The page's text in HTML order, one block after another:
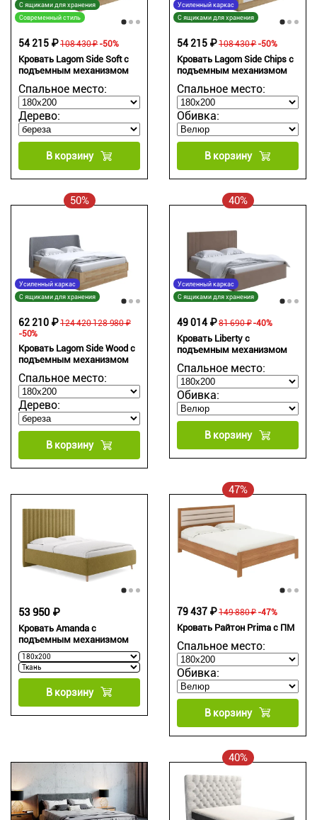
С ящиками для хранения
Современный стиль
Кровать Lagom Side Soft с
подъемным механизмом
Спальное место:
Дерево:
108 430 ₽
54 215 ₽ -50%
В корзину
Усиленный каркас
С ящиками для хранения
Кровать Lagom Side Chips с
подъемным механизмом
Спальное место:
Обивка:
108 430 ₽
54 215 ₽ -50%
В корзину
50%
Усиленный каркас
С ящиками для хранения
Кровать Lagom Side Wood с
подъемным механизмом
Спальное место:
Дерево:
124 420 128 980 ₽
62 210 ₽
-50%
В корзину
40%
Усиленный каркас
С ящиками для хранения
Кровать Liberty с
подъемным механизмом
Спальное место:
Обивка:
81 690 ₽
49 014 ₽ -40%
В корзину
Кровать Amanda с
подъемным механизмом
53 950 ₽
В корзину
47%
Кровать Райтон Prima с ПМ
Спальное место:
Обивка:
149 880 ₽
79 437 ₽ -47%
В корзину
40%